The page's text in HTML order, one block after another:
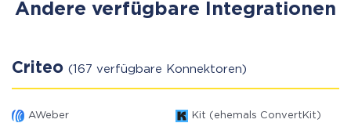
Andere verfügbare Integrationen
Criteo (167 verfügbare Konnektoren)
AWeber Kit (ehemals ConvertKit)